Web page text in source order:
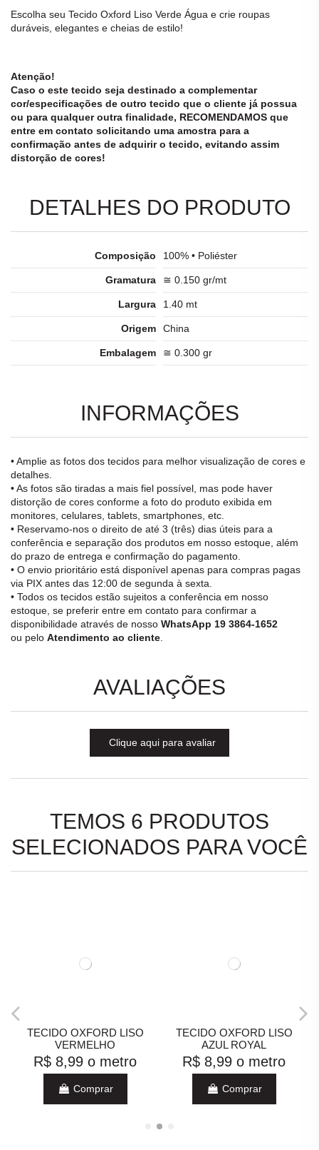
Escolha seu Tecido Oxford Liso Verde Água e crie roupas
duráveis, elegantes e cheias de estilo!
Atenção!
Caso o este tecido seja destinado a complementar
cor/especificações de outro tecido que o cliente já possua
ou para qualquer outra finalidade, RECOMENDAMOS que
entre em contato solicitando uma amostra para a
confirmação antes de adquirir o tecido, evitando assim
distorção de cores!
DETALHES DO PRODUTO
Composição 100% • Poliéster
Gramatura ≅ 0.150 gr/mt
Largura 1.40 mt
Origem China
Embalagem ≅ 0.300 gr
INFORMAÇÕES
• Amplie as fotos dos tecidos para melhor visualização de cores e
detalhes.
• As fotos são tiradas a mais fiel possível, mas pode haver
distorção de cores conforme a foto do produto exibida em
monitores, celulares, tablets, smartphones, etc.
• Reservamo-nos o direito de até 3 (três) dias úteis para a
conferência e separação dos produtos em nosso estoque, além
do prazo de entrega e confirmação do pagamento.
• O envio prioritário está disponível apenas para compras pagas
via PIX antes das 12:00 de segunda à sexta.
• Todos os tecidos estão sujeitos a conferência em nosso
estoque, se preferir entre em contato para confirmar a
disponibilidade através de nosso WhatsApp 19 3864-1652
ou pelo Atendimento ao cliente
AVALIAÇÕES
Clique aqui para avaliar
TEMOS 6 PRODUTOS
SELECIONADOS PARA VOCÊ
TECIDO OXFORD LISO
VERMELHO
R$ 8,99 o metro
Comprar
TECIDO OXFORD LISO
AZUL ROYAL
R$ 8,99 o metro
Comprar